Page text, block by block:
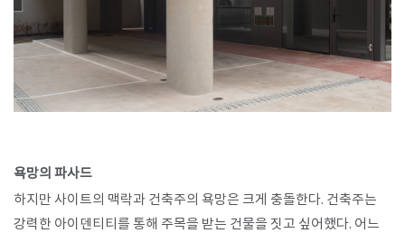
욕망의 파사드
하지만 사이트의 맥락과 건축주의 욕망은 크게 충돌한다. 건축주는
강력한 아이덴티티를 통해 주목을 받는 건물을 짓고 싶어했다. 어느